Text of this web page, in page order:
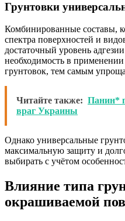
Грунтовки
Комбинированные составы,
спектра поверхностей и
достаточный уровень
необходимость в
грунтовок, тем самым
Читайте также: Панин*
враг Украины
Однако универсальные
максимальную защиту и
выбирать с учётом
Влияние типа
окрашиваемой